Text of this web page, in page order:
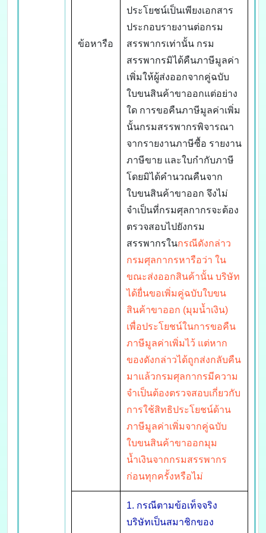
ข้อหารือ
ประโยชน์เป็นเพียงเอกสาร
ประกอบรายงานต่อกรม
สรรพากรเท่านั้น กรม
สรรพากรมิได้คืนภาษีมูลค่า
เพิ่มให้ผู้ส่งออกจากคู่ฉบับ
ใบขนสินค้าขาออกแต่อย่าง
ใด การขอคืนภาษีมูลค่าเพิ่ม
นั้นกรมสรรพากรพิจารณา
จากรายงานภาษีซื้อ รายงาน
ภาษีขาย และใบกำกับภาษี
โดยมิได้คำนวณคืนจาก
ใบขนสินค้าขาออก จึงไม่
จำเป็นที่กรมศุลกากรจะต้อง
ตรวจสอบไปยังกรม
สรรพากรในกรณีดังกล่าว
กรมศุลกากรหารือว่า ใน
ขณะส่งออกสินค้านั้น บริษัท
ได้ยื่นขอเพิ่มคู่ฉบับใบขน
สินค้าขาออก (มุมน้ำเงิน)
เพื่อประโยชน์ในการขอคืน
ภาษีมูลค่าเพิ่มไว้ แต่หาก
ของดังกล่าวได้ถูกส่งกลับคืน
มาแล้วกรมศุลกากรมีความ
จำเป็นต้องตรวจสอบเกี่ยวกับ
การใช้สิทธิประโยชน์ด้าน
ภาษีมูลค่าเพิ่มจากคู่ฉบับ
ใบขนสินค้าขาออกมุม
น้ำเงินจากกรมสรรพากร
ก่อนทุกครั้งหรือไม่
1. กรณีตามข้อเท็จจริง
บริษัทเป็นสมาชิกของ